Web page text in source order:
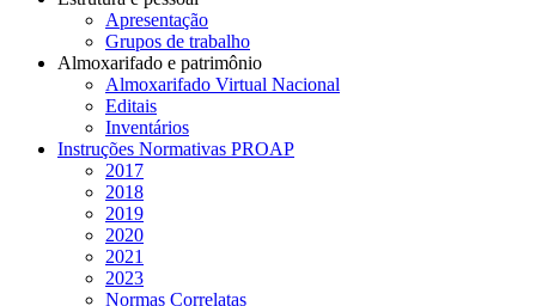
Apresentação
Grupos de trabalho
Almoxarifado e patrimônio
Almoxarifado Virtual Nacional
Editais
Inventários
Instruções Normativas PROAP
2017
2018
2019
2020
2021
2023
Normas Correlatas